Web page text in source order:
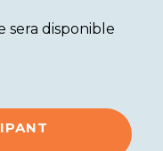
sera disponible